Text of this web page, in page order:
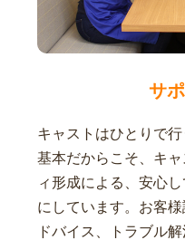
サ
キャストはひとりで
基本だからこそ、キ
ィ形成による、安心
にしています。お客
ドバイス、トラブル